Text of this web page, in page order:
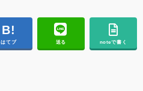
はてブ 送る noteで書く